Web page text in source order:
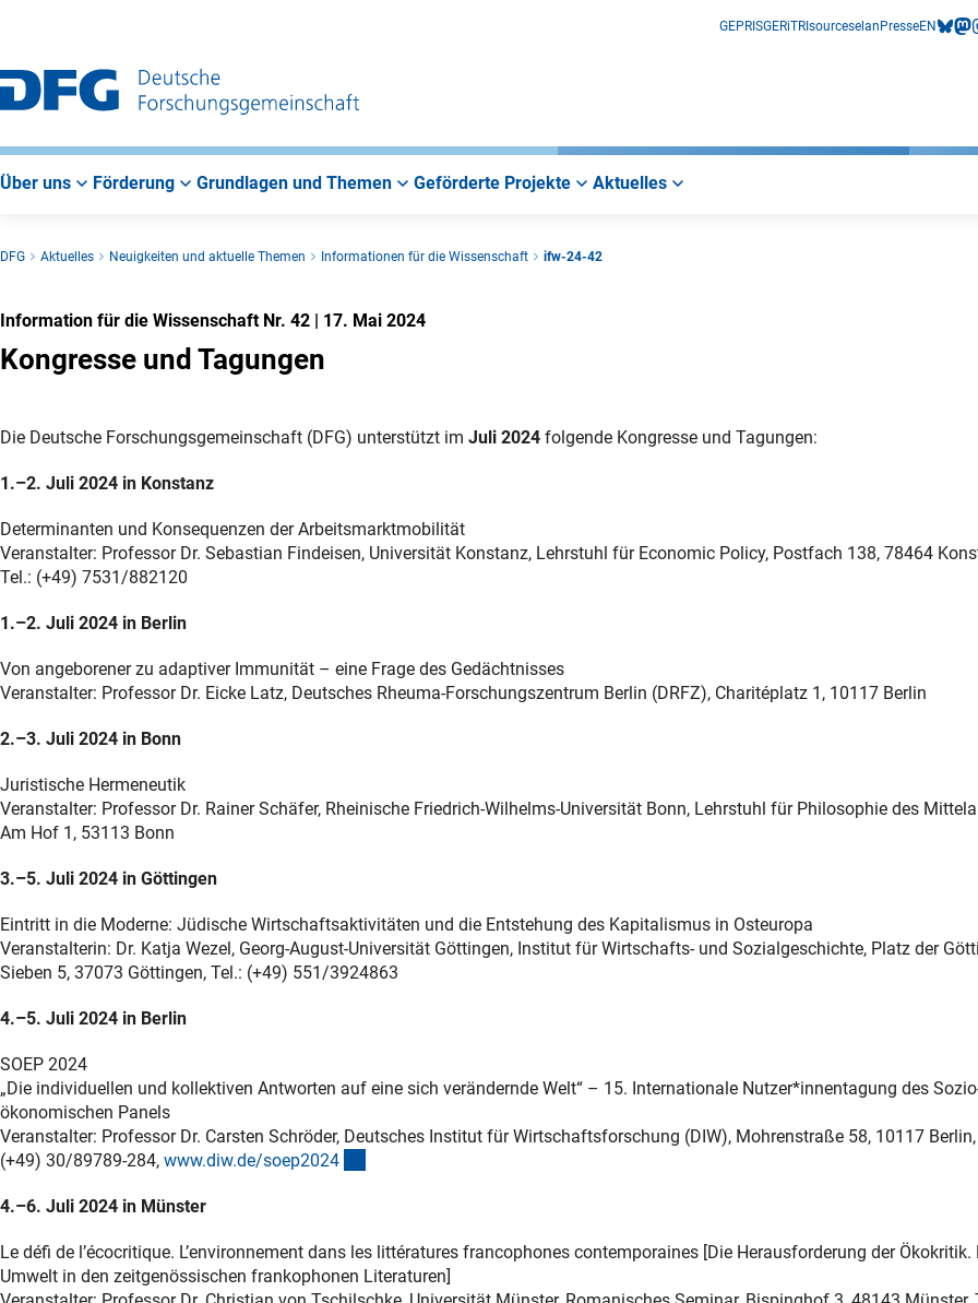
GEPRISGERiTRIsourceselan PresseEN
Über uns Förderung Grundlagen und Themen Geförderte Projekte Aktuelles
DFG Aktuelles Neuigkeiten und aktuelle Themen Informationen für die Wissenschaft ifw-24-42
Information für die Wissenschaft Nr. 42 | 17. Mai 2024
Kongresse und Tagungen
Die Deutsche Forschungsgemeinschaft (DFG) unterstützt im Juli 2024 folgende Kongresse und Tagungen:
1.–2. Juli 2024 in Konstanz
Determinanten und Konsequenzen der Arbeitsmarktmobilität
Veranstalter: Professor Dr. Sebastian Findeisen, Universität Konstanz, Lehrstuhl für Economic Policy, Postfach 138, 78464
Tel.: (+49) 7531/882120
1.–2. Juli 2024 in Berlin
Von angeborener zu adaptiver Immunität – eine Frage des Gedächtnisses
Veranstalter: Professor Dr. Eicke Latz, Deutsches Rheuma-Forschungszentrum Berlin (DRFZ), Charitéplatz 1, 10117 Berlin
2.–3. Juli 2024 in Bonn
Juristische Hermeneutik
Veranstalter: Professor Dr. Rainer Schäfer, Rheinische Friedrich-Wilhelms-Universität Bonn, Lehrstuhl für Philosophie des
Am Hof 1, 53113 Bonn
3.–5. Juli 2024 in Göttingen
Eintritt in die Moderne: Jüdische Wirtschaftsaktivitäten und die Entstehung des Kapitalismus in Osteuropa
Veranstalterin: Dr. Katja Wezel, Georg-August-Universität Göttingen, Institut für Wirtschafts- und Sozialgeschichte, Platz der
Sieben 5, 37073 Göttingen, Tel.: (+49) 551/3924863
4.–5. Juli 2024 in Berlin
SOEP 2024
„Die individuellen und kollektiven Antworten auf eine sich verändernde Welt“ – 15. Internationale Nutzer*innentagung des
ökonomischen Panels
Veranstalter: Professor Dr. Carsten Schröder, Deutsches Institut für Wirtschaftsforschung (DIW), Mohrenstraße 58, 10117 Berlin,
(+49) 30/89789-284, www.diw.de/soep2024
4.–6. Juli 2024 in Münster
Le défi de l’écocritique. L’environnement dans les littératures francophones contemporaines [Die Herausforderung der Ökokritik.
Umwelt in den zeitgenössischen frankophonen Literaturen]